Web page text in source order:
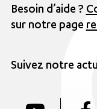
Besoin d’aide ?
sur notre page
Suivez notre